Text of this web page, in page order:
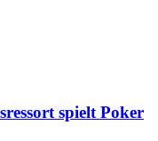
spielt Poker